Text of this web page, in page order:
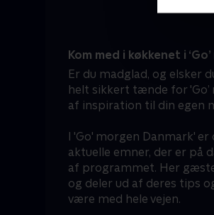
Kom med i køkkenet i
Er du madglad, og elsker
helt sikkert tænde for
af inspiration til din egen
I 'Go' morgen Danmark'
aktuelle emner, der er på
af programmet. Her
og deler ud af deres tips
være med hele vejen.